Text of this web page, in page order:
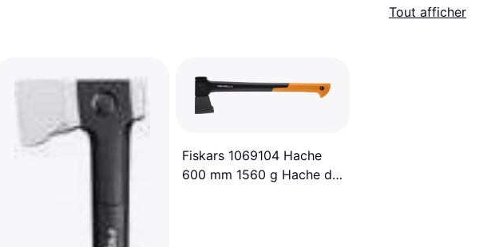
Tout afficher
Fiskars 1069104 Hache
600 mm 1560 g Hache de